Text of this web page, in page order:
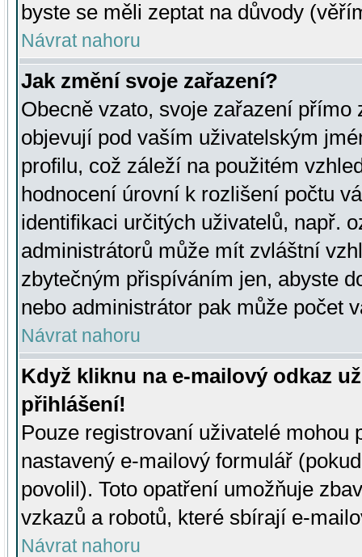
byste se měli zeptat na důvody
Návrat nahoru
Jak změní svoje zařazení?
Obecně vzato, svoje zařazení přímo
objevují pod vaším uživatelským
profilu, což záleží na použitém
hodnocení úrovní k rozlišení počtu
identifikaci určitých uživatelů, např.
administrátorů může mít zvláštní
zbytečným přispíváním jen, abyste
nebo administrátor pak může počet
Návrat nahoru
Když kliknu na e-mailový odkaz
přihlášení!
Pouze registrovaní uživatelé mohou
nastavený e-mailový formulář
povolil). Toto opatření umožňuje
vzkazů a robotů, které sbírají e-
Návrat nahoru